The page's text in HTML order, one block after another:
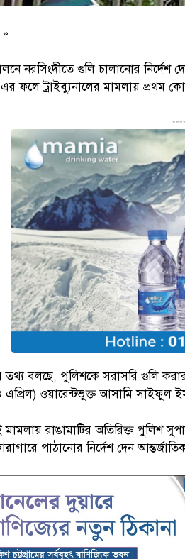
নরসিংদীতে গুলি চালানোর নির্দেশ
ফলে ট্রাইব্যুনালের মামলায় প্রথম
তথ্য বলছে, পুলিশকে সরাসরি গুলি করার
ওয়ারেন্টভুক্ত আসামি সাইফুল
রাঙামাটির অতিরিক্ত পুলিশ
পাঠানোর নির্দেশ দেন